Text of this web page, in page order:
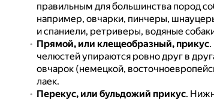
правильным для большинства пород
например, овчарки, пинчеры,
и спаниели, ретриверы, водяные
Прямой, или клещеобразный, прикус.
челюстей упираются ровно друг в
овчарок (немецкой,
лаек.
Перекус, или бульдожий прикус.